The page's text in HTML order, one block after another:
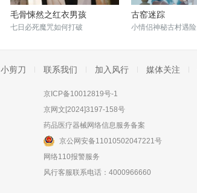
毛骨悚然之红衣男孩
七日必死魔咒如何打破
古窑迷踪
小情侣神秘古村遇险
小剪刀 联系我们 加入风行 媒体关注
京ICP备10012819号-1
京网文[2024]3197-158号
药品医疗器械网络信息服务备案
京公网安备11010502047221号
网络110报警服务
风行客服联系电话：4000966660